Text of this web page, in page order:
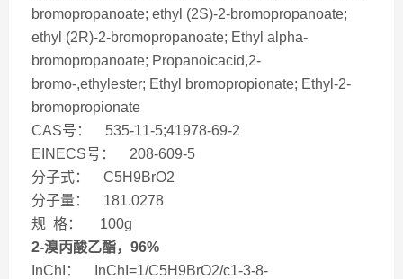
bromopropanoate; ethyl (2S)-2-bromopropanoate;
ethyl (2R)-2-bromopropanoate; Ethyl alpha-
bromopropanoate; Propanoicacid,2-
bromo-,ethylester; Ethyl bromopropionate; Ethyl-2-
bromopropionate
CAS号： 535-11-5;41978-69-2
EINECS号： 208-609-5
分子式： C5H9BrO2
分子量： 181.0278
规 格： 100g
2-溴丙酸乙酯，96%
InChI： InChI=1/C5H9BrO2/c1-3-8-